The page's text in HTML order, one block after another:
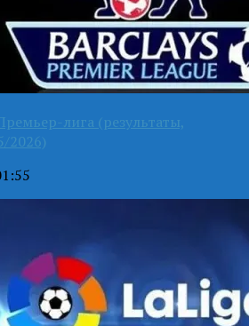
лига (результаты,
2026)